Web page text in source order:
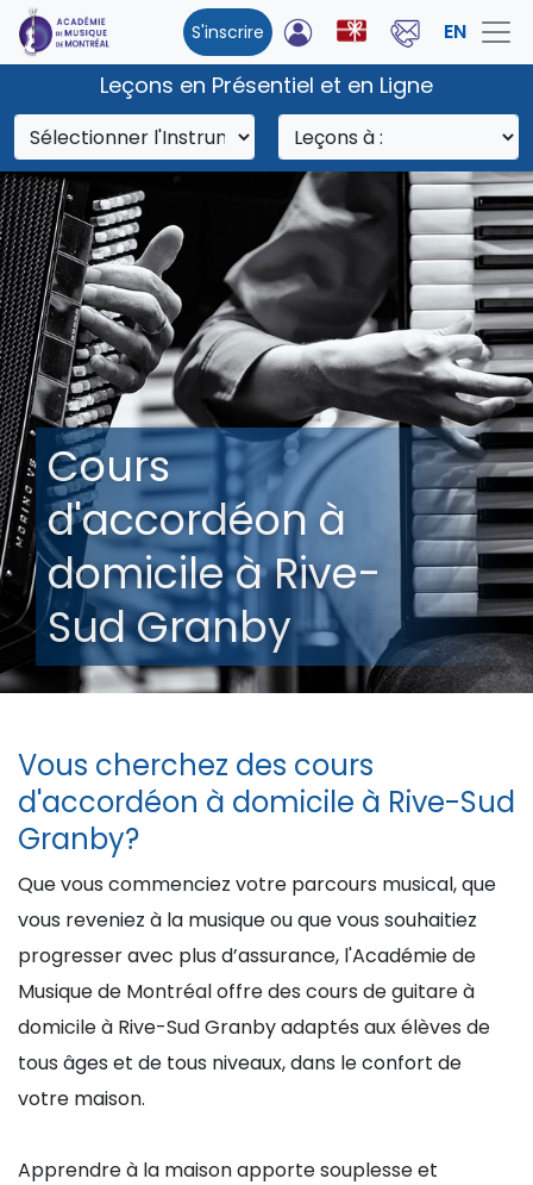
S'inscrire EN
Leçons en Présentiel et en Ligne
Cours
d'accordéon à
domicile à Rive-
Sud Granby
Vous cherchez des cours
d'accordéon à domicile à Rive-Sud
Granby?
Que vous commenciez votre parcours musical, que
vous reveniez à la musique ou que vous souhaitiez
progresser avec plus d’assurance, l'Académie de
Musique de Montréal offre des cours de guitare à
domicile à Rive-Sud Granby adaptés aux élèves de
tous âges et de tous niveaux, dans le confort de
votre maison.
Apprendre à la maison apporte souplesse et